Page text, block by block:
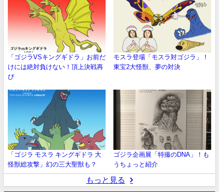
「ゴジラVSキングギドラ」お前だ
けには絶対負けない！頂上決戦再
び
モスラ登場「モスラ対ゴジラ」！
東宝2大怪獣、夢の対決
「ゴジラ モスラ キングギドラ 大
怪獣総攻撃」幻の三大聖獣も？
ゴジラ企画展「特撮のDNA」！も
うちょっと紹介
もっと見る